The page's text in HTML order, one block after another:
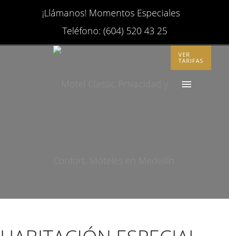
¡Llámanos! Momentos Especiales
Teléfono: (604) 520 43 25
VER
TARIFAS